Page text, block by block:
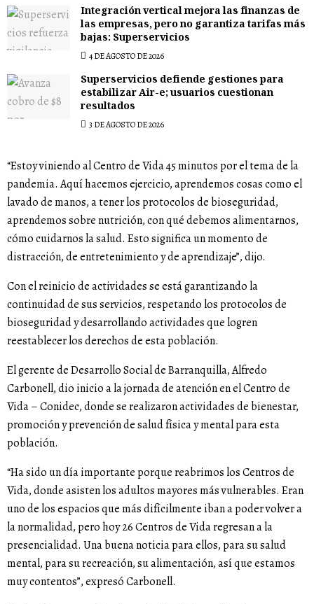
Integración vertical mejora las finanzas de
las empresas, pero no garantiza tarifas más
bajas: Superservicios
4 DE AGOSTO DE 2026
Superservicios defiende gestiones para
estabilizar Air-e; usuarios cuestionan
resultados
3 DE AGOSTO DE 2026
“Estoy viniendo al Centro de Vida 45 minutos por el tema de la
pandemia. Aquí hacemos ejercicio, aprendemos cosas como el
lavado de manos, a tener los protocolos de bioseguridad,
aprendemos sobre nutrición, con qué debemos alimentarnos,
cómo cuidarnos la salud. Esto significa un momento de
distracción, de entretenimiento y de aprendizaje”, dijo.
Con el reinicio de actividades se está garantizando la
continuidad de sus servicios, respetando los protocolos de
bioseguridad y desarrollando actividades que logren
reestablecer los derechos de esta población.
El gerente de Desarrollo Social de Barranquilla, Alfredo
Carbonell, dio inicio a la jornada de atención en el Centro de
Vida – Conidec, donde se realizaron actividades de bienestar,
promoción y prevención de salud física y mental para esta
población.
“Ha sido un día importante porque reabrimos los Centros de
Vida, donde asisten los adultos mayores más vulnerables. Eran
uno de los espacios que más difícilmente iban a poder volver a
la normalidad, pero hoy 26 Centros de Vida regresan a la
presencialidad. Una buena noticia para ellos, para su salud
mental, para su recreación, su alimentación, así que estamos
muy contentos”, expresó Carbonell.